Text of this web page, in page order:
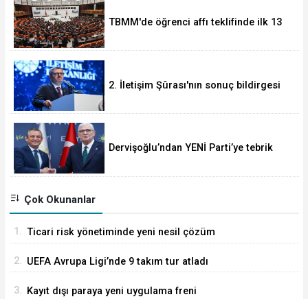
TBMM'de öğrenci affı teklifinde ilk 13
2. İletişim Şûrası'nın sonuç bildirgesi
Dervişoğlu’ndan YENİ Parti’ye tebrik
Çok Okunanlar
1. Ticari risk yönetiminde yeni nesil çözüm
2. UEFA Avrupa Ligi’nde 9 takım tur atladı
3. Kayıt dışı paraya yeni uygulama freni